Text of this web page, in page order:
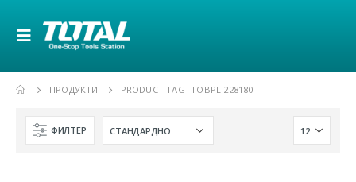
ПРОДУКТИ PRODUCT TAG -TOBPLI228180
ФИЛТЕР